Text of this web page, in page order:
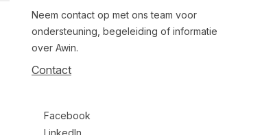
Neem contact op met ons team voor
ondersteuning, begeleiding of informatie
over Awin.
Contact
Facebook